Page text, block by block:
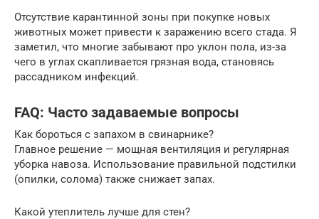
Отсутствие карантинной зоны при покупке новых
животных может привести к заражению всего стада. Я
заметил, что многие забывают про уклон пола, из-за
чего в углах скапливается грязная вода, становясь
рассадником инфекций.
FAQ: Часто задаваемые вопросы
Как бороться с запахом в свинарнике?
Главное решение — мощная вентиляция и регулярная
уборка навоза. Использование правильной подстилки
(опилки, солома) также снижает запах.
Какой утеплитель лучше для стен?